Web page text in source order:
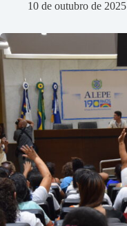
10 de outubro de 2025